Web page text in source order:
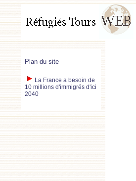
Plan du site
La France a besoin de
10 millions d'immigrés d'ici
2040